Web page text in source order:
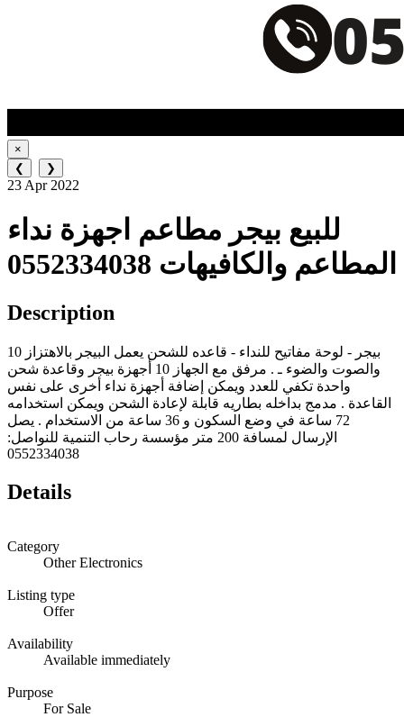
×
❮
❯
23 Apr 2022
للبيع بيجر مطاعم اجهزة نداء
المطاعم والكافيهات 0552334038
Description
10 بيجر - لوحة مفاتيح للنداء - قاعده للشحن يعمل البيجر بالاهتزاز
والصوت والضوء ـ . مرفق مع الجهاز 10 أجهزة بيجر وقاعدة شحن
واحدة تكفي للعدد ويمكن إضافة أجهزة نداء أخرى على نفس
القاعدة . مدمج بداخله بطاريه قابلة لإعادة الشحن ويمكن استخدامه
72 ساعة في وضع السكون و 36 ساعة من الاستخدام . يصل
الإرسال لمسافة 200 متر مؤسسة رحاب التنمية للنواصل:
0552334038
Details
Category
Other Electronics
Listing type
Offer
Availability
Available immediately
Purpose
For Sale